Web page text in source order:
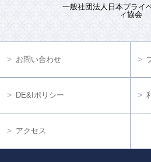
一般社団法人日本プライ
ィ協会
お問い合わせ
DE&Iポリシー
アクセス